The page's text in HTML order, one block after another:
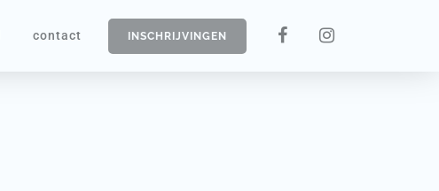
contact INSCHRIJVINGEN